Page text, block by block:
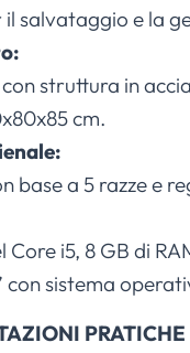
il salvataggio e la
struttura in
cm.
base a 5 razze e
i5, 8 GB di
con sistema
PRATICHE